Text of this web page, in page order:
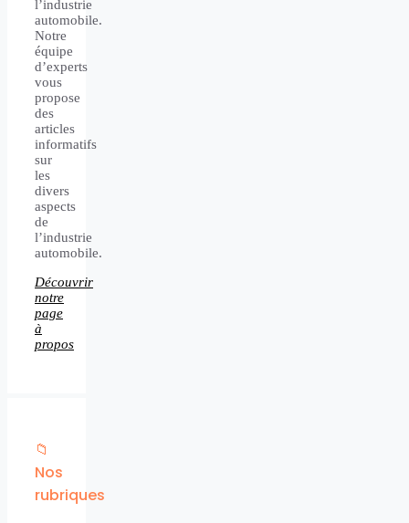
l’industrie
automobile.
Notre
équipe
d’experts
vous
propose
des
articles
informatifs
sur
les
divers
aspects
de
l’industrie
automobile.
Découvrir
notre
page
à
propos
📁
Nos
rubriques